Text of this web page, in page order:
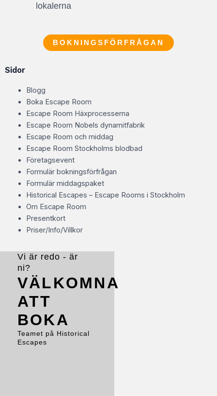
lokalerna
BOKNINGSFÖRFRÅGAN
Sidor
Blogg
Boka Escape Room
Escape Room Häxprocesserna
Escape Room Nobels dynamitfabrik
Escape Room och middag
Escape Room Stockholms blodbad
Företagsevent
Formulär bokningsförfrågan
Formulär middagspaket
Historical Escapes – Escape Rooms i Stockholm
Om Escape Room
Presentkort
Priser/Info/Villkor
Vi är redo - är
ni?
VÄLKOMNA
ATT
BOKA
Teamet på Historical
Escapes